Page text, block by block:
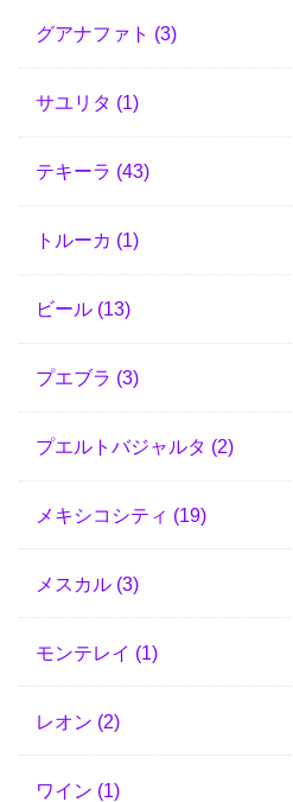
グアナファト (3)
サユリタ (1)
テキーラ (43)
トルーカ (1)
ビール (13)
プエブラ (3)
プエルトバジャルタ (2)
メキシコシティ (19)
メスカル (3)
モンテレイ (1)
レオン (2)
ワイン (1)